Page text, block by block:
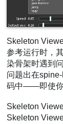
Skeleton
参考运行时，
染骨架时遇到
问题出在
码中——即使你
Skeleton
Skeleton